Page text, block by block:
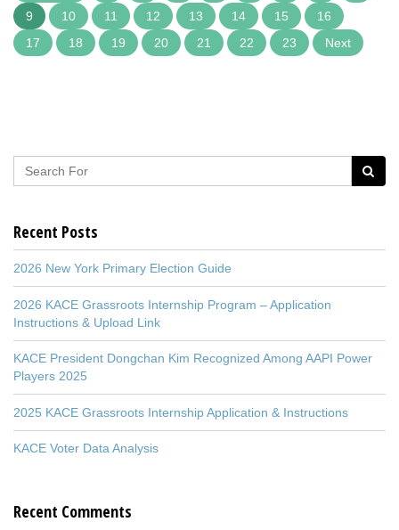
9
10 11 12 13 14 15
16
17
18 19 20 21 22 23 Next
Recent Posts
2026 New York Primary Election Guide
2026 KACE Grassroots Internship Program – Application
Instructions & Upload Link
KACE President Dongchan Kim Recognized Among AAPI Power
Players 2025
2025 KACE Grassroots Internship Application & Instructions
KACE Voter Data Analysis
Recent Comments